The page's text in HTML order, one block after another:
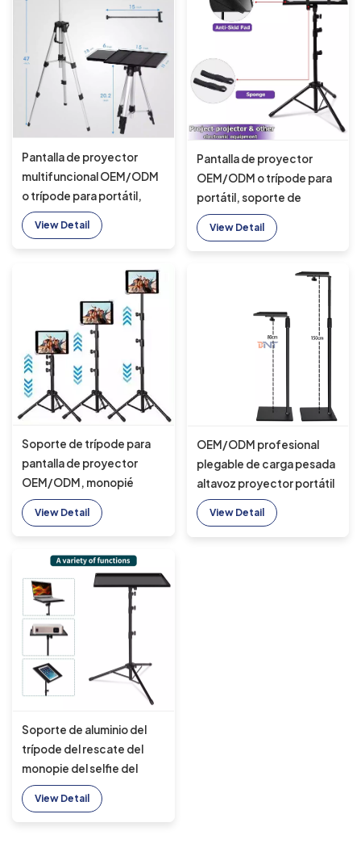
Pantalla de proyector
multifuncional OEM/ODM
o trípode para portátil,
soporte de aluminio para
selfie, monopié, trípode
View Detail
Pantalla de proyector
OEM/ODM o trípode para
portátil, soporte de
aluminio para trípode de
rescate, monopié para
View Detail
Soporte de trípode para
pantalla de proyector
OEM/ODM, monopié
selfie de aluminio, trípode
de rescate de aluminio
View Detail
OEM/ODM profesional
plegable de carga pesada
altavoz proyector portátil
soporte de suelo trípode
para oficina hogar al aire
View Detail
Soporte de aluminio del
trípode del rescate del
monopie del selfie del
soporte del trípode de la
pantalla de proyector de
View Detail